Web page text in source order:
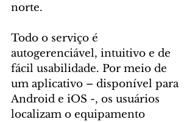
norte.
Todo o serviço é
autogerenciável, intuitivo e de
fácil usabilidade. Por meio de
um aplicativo – disponível para
Android e iOS -, os usuários
localizam o equipamento